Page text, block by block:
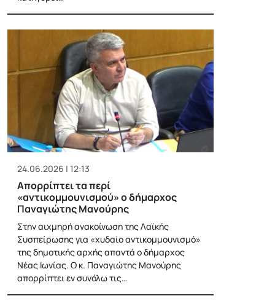
24.06.2026 | 12:13
Απορρίπτει τα περί
«αντικομμουνισμού» ο δήμαρχος
Παναγιώτης Μανούρης
Στην αιχμηρή ανακοίνωση της Λαϊκής
Συσπείρωσης για «χυδαίο αντικομμουνισμό»
της δημοτικής αρχής απαντά ο δήμαρχος
Νέας Ιωνίας. Ο κ. Παναγιώτης Μανούρης
απορρίπτει εν συνόλω τις…